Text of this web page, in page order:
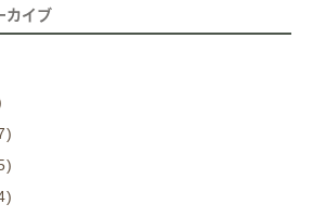
カイブ